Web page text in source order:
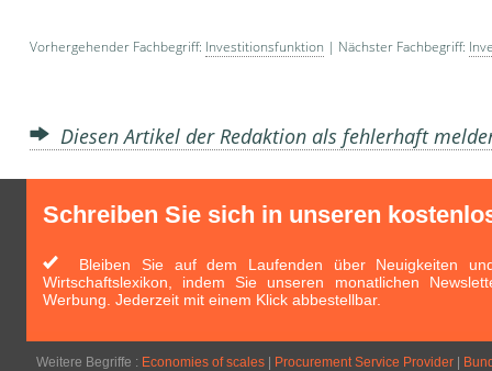
Vorhergehender Fachbegriff: Investitionsfunktion | Nächster Fachbegriff:
Diesen Artikel der Redaktion als fehlerhaft
Schreiben Sie sich in unseren
Bleiben Sie auf dem Laufenden über Neuigkeiten
Wirtschaftslexikon, indem Sie unseren monatlichen
Werbung. Jederzeit mit einem Klick abbestellbar.
Weitere Begriffe : Economies of scales Procurement Service Provider